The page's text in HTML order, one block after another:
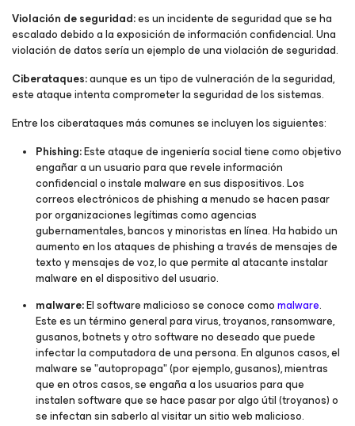
Violación de seguridad:es un incidente de seguridad que se ha
escalado debido a la exposición de información confidencial. Una
violación de datos sería un ejemplo de una violación de seguridad.
Ciberataques:aunque es un tipo de vulneración de la seguridad,
este ataque intenta comprometer la seguridad de los sistemas.
Entre los ciberataques más comunes se incluyen los siguientes:
Phishing:Este ataque de ingeniería social tiene como objetivo
engañar a un usuario para que revele información
confidencial o instale malware en sus dispositivos. Los
correos electrónicos de phishing a menudo se hacen pasar
por organizaciones legítimas como agencias
gubernamentales, bancos y minoristas en línea. Ha habido un
aumento en los ataques de phishing a través de mensajes de
texto y mensajes de voz, lo que permite al atacante instalar
malware en el dispositivo del usuario.
malware:El software malicioso se conoce comomalware.
Este es un término general para virus, troyanos, ransomware,
gusanos, botnets y otro software no deseado que puede
infectar la computadora de una persona. En algunos casos, el
malware se "autopropaga" (por ejemplo, gusanos), mientras
que en otros casos, se engaña a los usuarios para que
instalen software que se hace pasar por algo útil (troyanos) o
se infectan sin saberlo al visitar un sitio web malicioso.